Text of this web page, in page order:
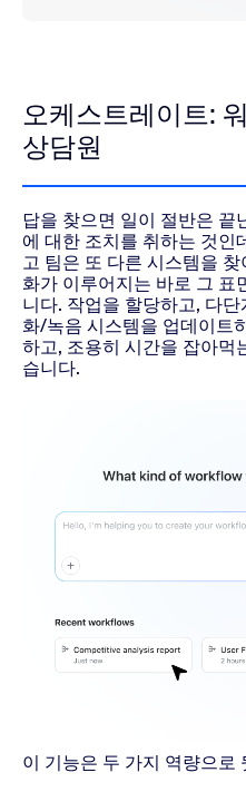
오케스트레이트:
상담원
답을 찾으면 일이 절반은 끝
에 대한 조치를 취하는 것인
고 팀은 또 다른 시스템을
화가 이루어지는 바로 그 표
니다. 작업을 할당하고, 다
화/녹음 시스템을 업데이트
하고, 조용히 시간을 잡아먹
습니다.
이 기능은 두 가지 역량으로